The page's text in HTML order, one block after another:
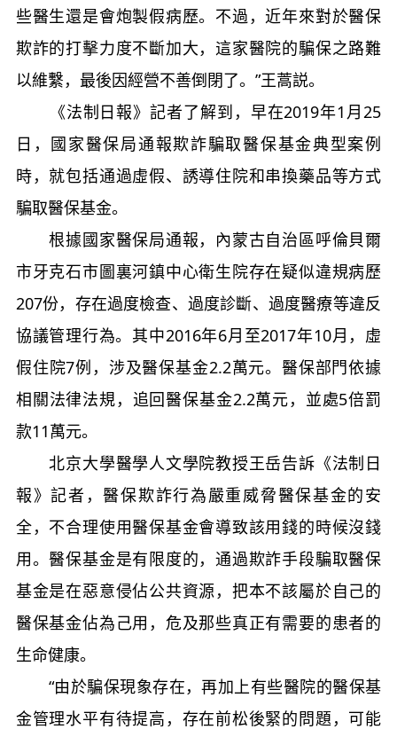
些醫生還是會炮製假病歷。不過，近年來對於醫保
欺詐的打擊力度不斷加大，這家醫院的騙保之路難
以維繫，最後因經營不善倒閉了。”王蒿説。
《法制日報》記者了解到，早在2019年1月25
日，國家醫保局通報欺詐騙取醫保基金典型案例
時，就包括通過虛假、誘導住院和串換藥品等方式
騙取醫保基金。
根據國家醫保局通報，內蒙古自治區呼倫貝爾
市牙克石市圖裏河鎮中心衛生院存在疑似違規病歷
207份，存在過度檢查、過度診斷、過度醫療等違反
協議管理行為。其中2016年6月至2017年10月，虛
假住院7例，涉及醫保基金2.2萬元。醫保部門依據
相關法律法規，追回醫保基金2.2萬元，並處5倍罰
款11萬元。
北京大學醫學人文學院教授王岳告訴《法制日
報》記者，醫保欺詐行為嚴重威脅醫保基金的安
全，不合理使用醫保基金會導致該用錢的時候沒錢
用。醫保基金是有限度的，通過欺詐手段騙取醫保
基金是在惡意侵佔公共資源，把本不該屬於自己的
醫保基金佔為己用，危及那些真正有需要的患者的
生命健康。
“由於騙保現象存在，再加上有些醫院的醫保基
金管理水平有待提高，存在前松後緊的問題，可能